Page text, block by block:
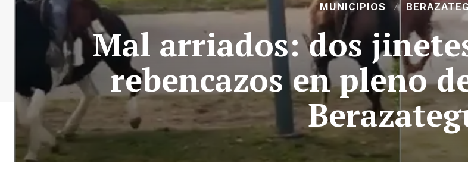
MUNICIPIOS
Mal arriados: dos
rebencazos en pleno